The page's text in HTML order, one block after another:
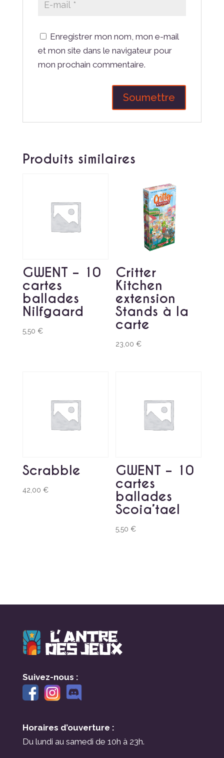
Enregistrer mon nom, mon e-mail
et mon site dans le navigateur pour
mon prochain commentaire.
Produits similaires
GWENT – 10
cartes
ballades
Nilfgaard
5,50 €
Critter
Kitchen
extension
Stands à la
carte
23,00€
Scrabble
42,00 €
GWENT – 10
cartes
ballades
Scoia’tael
5,50€
Suivez-nous :
Horaires d’ouverture :
Du lundi au samedi de 10h à 23h.